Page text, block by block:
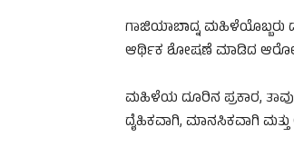
ಗಾಜಿಯಾಬಾದ್ನ
ಆರ್ಥಿಕ ಶೋಷಣೆ ಮಾಡಿದ
ಮಹಿಳೆಯ ದೂರಿನ ಪ್ರಕಾರ, ತಾವು
ದೈಹಿಕವಾಗಿ, ಮಾನಸಿಕವಾಗಿ